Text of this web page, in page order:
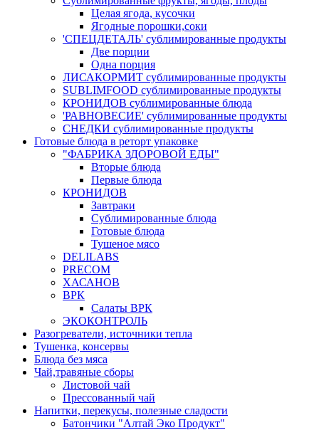
Целая ягода, кусочки
Ягодные порошки,соки
'СПЕЦДЕТАЛЬ' сублимированные продукты
Две порции
Одна порция
ЛИСАКОРМИТ сублимированные продукты
SUBLIMFOOD сублимированные продукты
КРОНИДОВ сублимированные блюда
'РАВНОВЕСИЕ' сублимированные продукты
СНЕДКИ сублимированные продукты
Готовые блюда в реторт упаковке
"ФАБРИКА ЗДОРОВОЙ ЕДЫ"
Вторые блюда
Первые блюда
КРОНИДОВ
Завтраки
Сублимированные блюда
Готовые блюда
Тушеное мясо
DELILABS
PRECOM
ХАСАНОВ
ВРК
Салаты ВРК
ЭКОКОНТРОЛЬ
Разогреватели, источники тепла
Тушенка, консервы
Блюда без мяса
Чай,травяные сборы
Листовой чай
Прессованный чай
Напитки, перекусы, полезные сладости
Батончики "Алтай Эко Продукт"